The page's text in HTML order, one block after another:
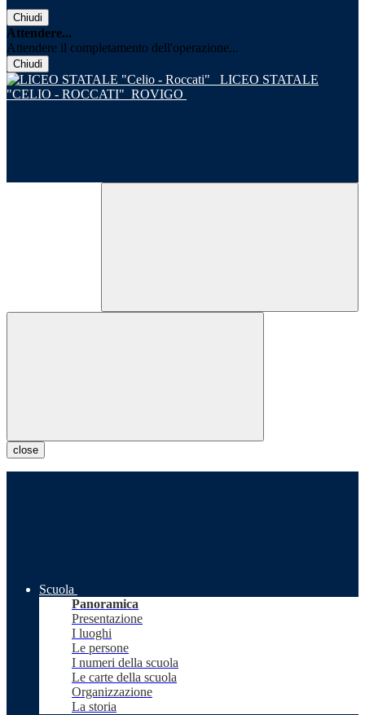
Chiudi
Attendere...
Attendere il completamento dell'operazione...
Chiudi
LICEO STATALE
"CELIO - ROCCATI" ROVIGO
close
Scuola
Panoramica
Presentazione
I luoghi
Le persone
I numeri della scuola
Le carte della scuola
Organizzazione
La storia